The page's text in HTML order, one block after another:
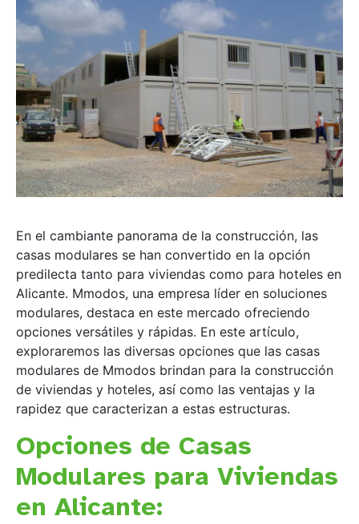
En el cambiante panorama de la construcción, las
casas modulares se han convertido en la opción
predilecta tanto para viviendas como para hoteles en
Alicante. Mmodos, una empresa líder en soluciones
modulares, destaca en este mercado ofreciendo
opciones versátiles y rápidas. En este artículo,
exploraremos las diversas opciones que las casas
modulares de Mmodos brindan para la construcción
de viviendas y hoteles, así como las ventajas y la
rapidez que caracterizan a estas estructuras.
Opciones de Casas
Modulares para Viviendas
en Alicante: